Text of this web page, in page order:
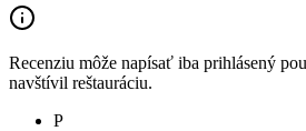
Recenziu môže napísať iba prihlásený
navštívil reštauráciu.
P